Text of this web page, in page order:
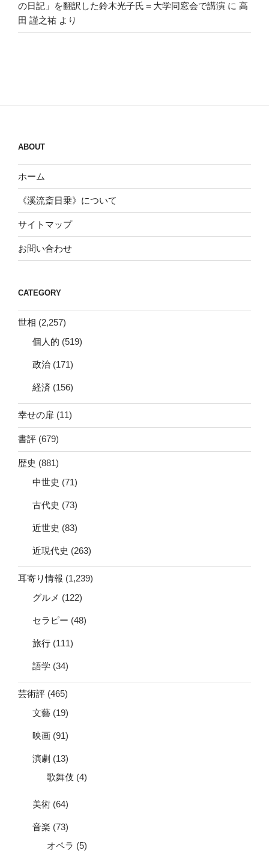
の日記」を翻訳した鈴木光子氏＝大学同窓会で講演 に 高
田 謹之祐 より
ABOUT
ホーム
《溪流斎日乗》について
サイトマップ
お問い合わせ
CATEGORY
世相 (2,257)
個人的 (519)
政治 (171)
経済 (156)
幸せの扉 (11)
書評 (679)
歴史 (881)
中世史 (71)
古代史 (73)
近世史 (83)
近現代史 (263)
耳寄り情報 (1,239)
グルメ (122)
セラピー (48)
旅行 (111)
語学 (34)
芸術評 (465)
文藝 (19)
映画 (91)
演劇 (13)
歌舞伎 (4)
美術 (64)
音楽 (73)
オペラ (5)